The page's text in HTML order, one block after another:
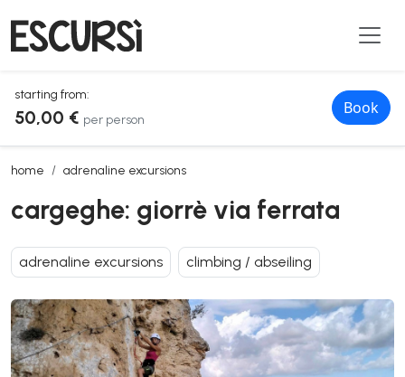
starting from:
50,00 € per person
Book
home adrenaline excursions
cargeghe: giorrè via ferrata
cargeghe: giorrè via ferrata
adrenaline excursions climbing / abseiling